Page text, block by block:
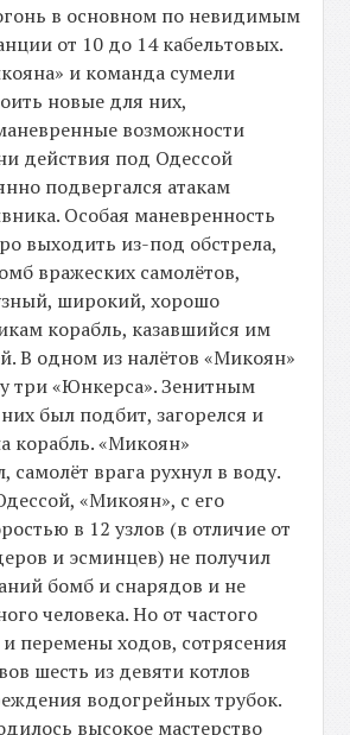
в основном по невидимым
от 10 до 14 кабельтовых.
и команда сумели
новые для них,
возможности
действия под Одессой
подвергался атакам
Особая маневренность
выходить из-под обстрела,
вражеских самолётов,
широкий, хорошо
корабль, казавшийся им
В одном из налётов «Микоян»
три «Юнкерса». Зенитным
был подбит, загорелся и
корабль. «Микоян»
самолёт врага рухнул в воду.
«Микоян», с его
в 12 узлов (в отличие от
и эсминцев) не получил
бомб и снарядов и не
человека. Но от частого
перемены ходов, сотрясения
шесть из девяти котлов
водогрейных трубок.
высокое мастерство